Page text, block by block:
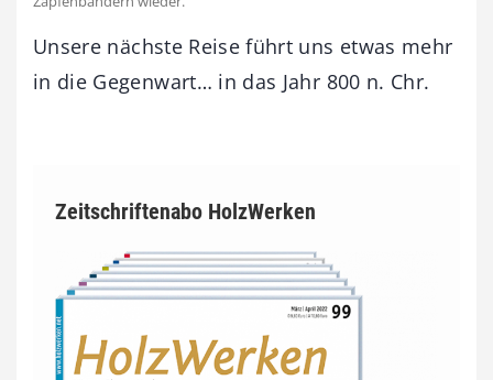
Unsere nächste Reise führt uns etwas mehr
in die Gegenwart… in das Jahr 800 n. Chr.
Zeitschriftenabo HolzWerken